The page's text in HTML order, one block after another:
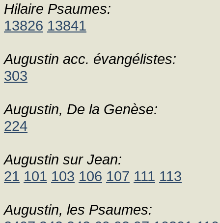
Hilaire Psaumes:
13826 13841
Augustin acc. évangélistes:
303
Augustin, De la Genèse:
224
Augustin sur Jean:
21 101 103 106 107 111 113
Augustin, les Psaumes: